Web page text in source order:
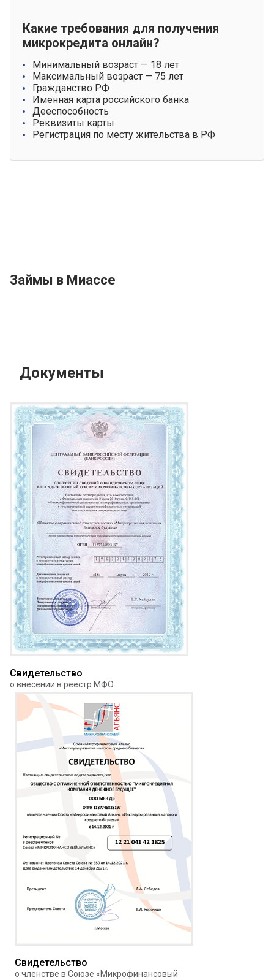
Какие требования для получения
микрокредита онлайн?
Минимальный возраст — 18 лет
Максимальный возраст — 75 лет
Гражданство РФ
Именная карта российского банка
Дееспособность
Реквизиты карты
Регистрация по месту жительства в РФ
Займы в Миассе
Документы
Свидетельство
о внесении в реестр МФО
Свидетельство
о членстве в Союзе «Микрофинансовый